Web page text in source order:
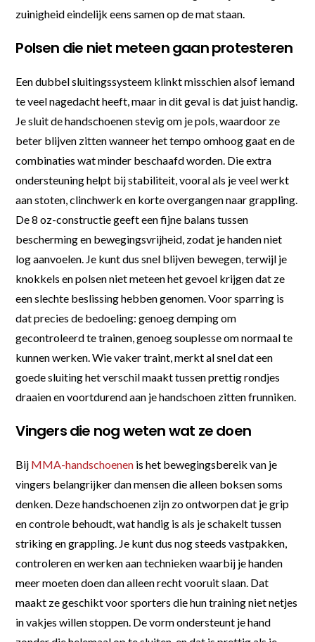
zuinigheid eindelijk eens samen op de mat staan.
Polsen die niet meteen gaan protesteren
Een dubbel sluitingssysteem klinkt misschien alsof iemand
te veel nagedacht heeft, maar in dit geval is dat juist handig.
Je sluit de handschoenen stevig om je pols, waardoor ze
beter blijven zitten wanneer het tempo omhoog gaat en de
combinaties wat minder beschaafd worden. Die extra
ondersteuning helpt bij stabiliteit, vooral als je veel werkt
aan stoten, clinchwerk en korte overgangen naar grappling.
De 8 oz-constructie geeft een fijne balans tussen
bescherming en bewegingsvrijheid, zodat je handen niet
log aanvoelen. Je kunt dus snel blijven bewegen, terwijl je
knokkels en polsen niet meteen het gevoel krijgen dat ze
een slechte beslissing hebben genomen. Voor sparring is
dat precies de bedoeling: genoeg demping om
gecontroleerd te trainen, genoeg souplesse om normaal te
kunnen werken. Wie vaker traint, merkt al snel dat een
goede sluiting het verschil maakt tussen prettig rondjes
draaien en voortdurend aan je handschoen zitten frunniken.
Vingers die nog weten wat ze doen
Bij MMA-handschoenen is het bewegingsbereik van je
vingers belangrijker dan mensen die alleen boksen soms
denken. Deze handschoenen zijn zo ontworpen dat je grip
en controle behoudt, wat handig is als je schakelt tussen
striking en grappling. Je kunt dus nog steeds vastpakken,
controleren en werken aan technieken waarbij je handen
meer moeten doen dan alleen recht vooruit slaan. Dat
maakt ze geschikt voor sporters die hun training niet netjes
in vakjes willen stoppen. De vorm ondersteunt je hand